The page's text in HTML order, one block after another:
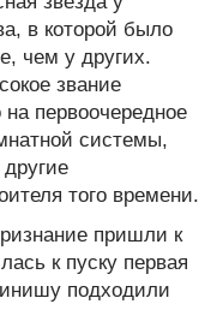
в которой было
чем у других.
звание
первоочередное
системы,
того времени.
пришли к
к пуску первая
подходили